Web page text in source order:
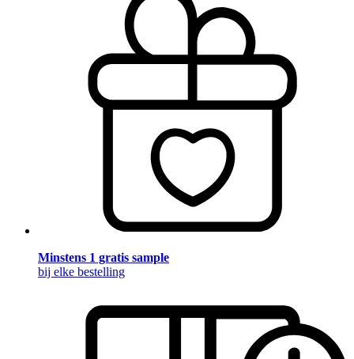
Minstens 1 gratis sample
bij elke bestelling